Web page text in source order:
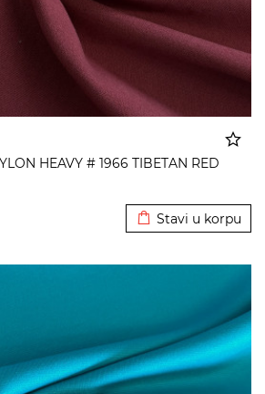
HEAVY # 1966 TIBETAN RED
Stavi u korpu